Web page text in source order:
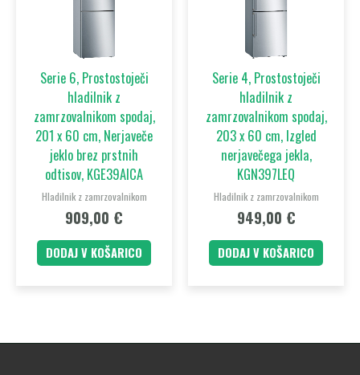
Serie 6, Prostostoječi
hladilnik z
zamrzovalnikom spodaj,
201 x 60 cm, Nerjaveče
jeklo brez prstnih
odtisov, KGE39AICA
Hladilnik z zamrzovalnikom
909,00 €
DODAJ V KOŠARICO
Serie 4, Prostostoječi
hladilnik z
zamrzovalnikom spodaj,
203 x 60 cm, Izgled
nerjavečega jekla,
KGN397LEQ
Hladilnik z zamrzovalnikom
949,00 €
DODAJ V KOŠARICO